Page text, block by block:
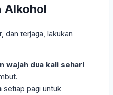
Alkohol
dan terjaga, lakukan
wajah dua kali sehari
setiap pagi untuk